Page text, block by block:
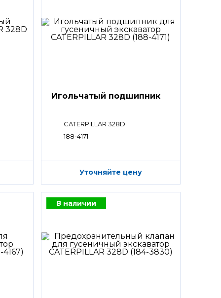
Игольчатый подшипник
CATERPILLAR 328D
188-4171
Уточняйте цену
В наличии